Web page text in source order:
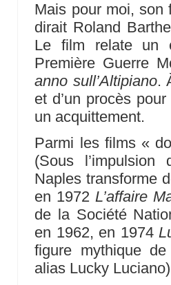
Mais pour moi, son
dirait Roland
Le film relate un
Première Guerre
anno sull’Altipiano.
et d’un procès pour
un acquittement.
Parmi les films «
(Sous l’impulsion
Naples transforme
en 1972L’affaire
de la Société
en 1962, en 1974
figure mythique
alias Lucky